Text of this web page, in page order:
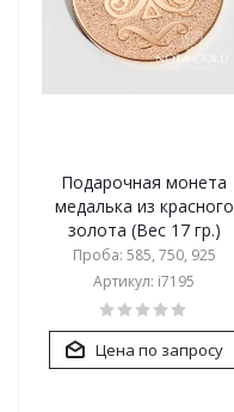
Подарочная монета
медалька из красного
золота (Вес 17 гр.)
Проба: 585, 750, 925
Артикул: i7195
Цена по запросу